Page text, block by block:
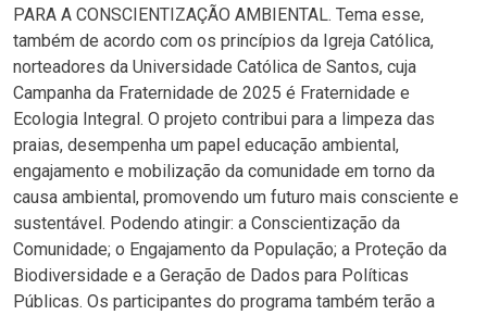
PARA A CONSCIENTIZAÇÃO AMBIENTAL. Tema esse,
também de acordo com os princípios da Igreja Católica,
norteadores da Universidade Católica de Santos, cuja
Campanha da Fraternidade de 2025 é Fraternidade e
Ecologia Integral. O projeto contribui para a limpeza das
praias, desempenha um papel educação ambiental,
engajamento e mobilização da comunidade em torno da
causa ambiental, promovendo um futuro mais consciente e
sustentável. Podendo atingir: a Conscientização da
Comunidade; o Engajamento da População; a Proteção da
Biodiversidade e a Geração de Dados para Políticas
Públicas. Os participantes do programa também terão a